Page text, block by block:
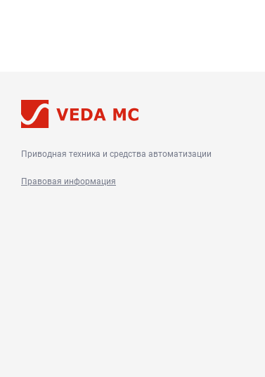
Приводная техника и средства автоматизации
Правовая информация